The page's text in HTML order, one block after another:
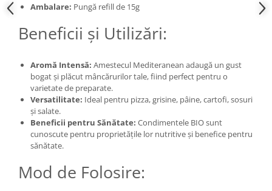
Ambalare: Pungă refill de 15g
Beneficii și Utilizări:
Aromă Intensă: Amestecul Mediteranean adaugă un gust
bogat și plăcut mâncărurilor tale, fiind perfect pentru o
varietate de preparate.
Versatilitate: Ideal pentru pizza, grisine, pâine, cartofi, sosuri
și salate.
Beneficii pentru Sănătate: Condimentele BIO sunt
cunoscute pentru proprietățile lor nutritive și benefice pentru
sănătate.
Mod de Folosire: